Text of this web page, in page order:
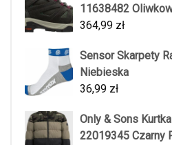
11638482
364,99 zł
Sensor Skarpety
Niebieska
36,99 zł
Only & Sons
22019345 Czarny